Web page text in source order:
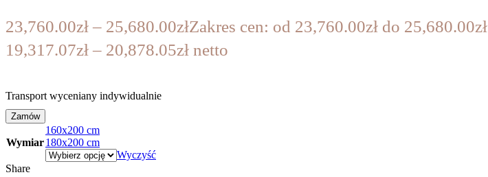
23,760.00zł – 25,680.00złZakres cen: od 23,760.00zł do 25,680.00zł
19,317.07zł – 20,878.05zł netto
Transport wyceniany indywidualnie
Zamów
Wymiar
160x200 cm
180x200 cm
Wyczyść
Share